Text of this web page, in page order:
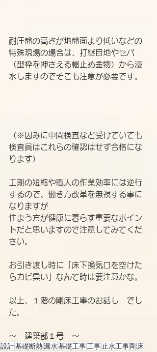
耐圧盤の高さが地盤面より低いなどの
特殊現場の場合は、打継目地やセパ
（型枠を押さえる幅止め金物）から浸
水しますのでそこも注意が必要です。
（※因みに中間検査など受けていても
検査員はこれらの確認はせず合格にな
ります）
工期の短縮や職人の作業効率には逆行
するので、働き方改革を無視する事に
なりますが
住まう方が健康に暮らす重要なポイン
トだと思いますので注意してみてくだ
さい。
お引き渡し時に「床下換気口を空けた
らカビ臭い」なんて時は要注意かな。
以上、１階の剛床工事のお話し　でし
た。
～　建築部１号　～
設計基礎断熱漏水基礎工事工事 止水工事剛床